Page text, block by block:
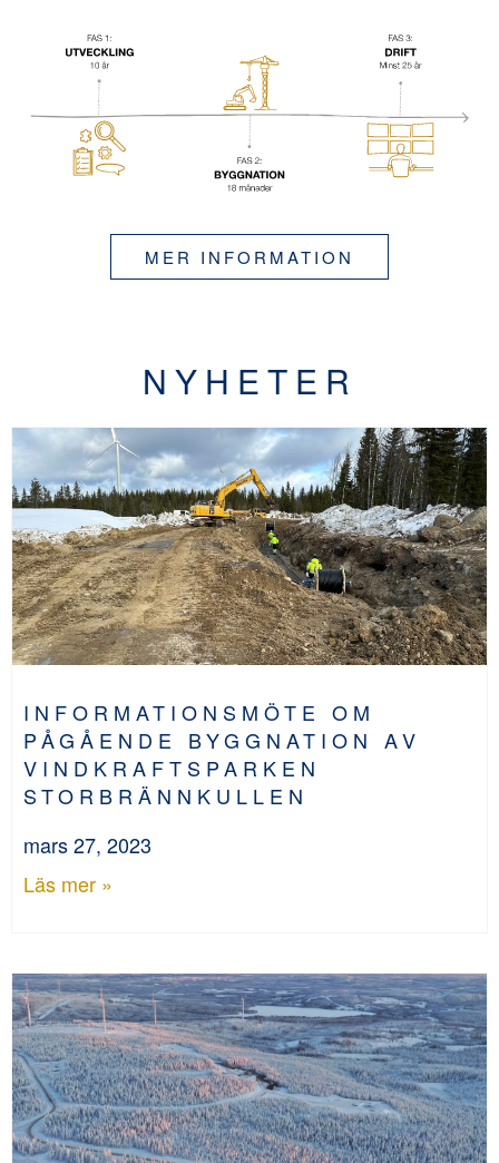
MER INFORMATION
NYHETER
INFORMATIONSMÖTE OM
PÅGÅENDE BYGGNATION AV
VINDKRAFTSPARKEN
STORBRÄNNKULLEN
mars 27, 2023
Läs mer »